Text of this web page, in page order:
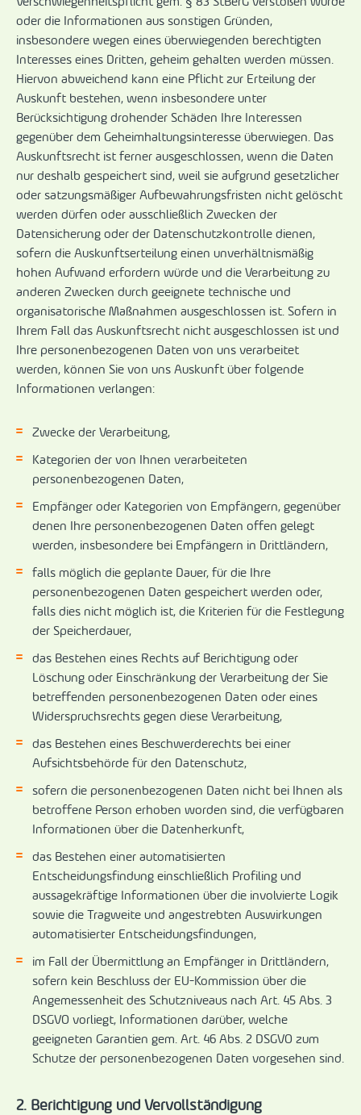
oder die Informationen aus sonstigen Gründen,
insbesondere wegen eines überwiegenden berechtigten
Interesses eines Dritten, geheim gehalten werden müssen.
Hiervon abweichend kann eine Pflicht zur Erteilung der
Auskunft bestehen, wenn insbesondere unter
Berücksichtigung drohender Schäden Ihre Interessen
gegenüber dem Geheimhaltungsinteresse überwiegen. Das
Auskunftsrecht ist ferner ausgeschlossen, wenn die Daten
nur deshalb gespeichert sind, weil sie aufgrund gesetzlicher
oder satzungsmäßiger Aufbewahrungsfristen nicht gelöscht
werden dürfen oder ausschließlich Zwecken der
Datensicherung oder der Datenschutzkontrolle dienen,
sofern die Auskunftserteilung einen unverhältnismäßig
hohen Aufwand erfordern würde und die Verarbeitung zu
anderen Zwecken durch geeignete technische und
organisatorische Maßnahmen ausgeschlossen ist. Sofern in
Ihrem Fall das Auskunftsrecht nicht ausgeschlossen ist und
Ihre personenbezogenen Daten von uns verarbeitet
werden, können Sie von uns Auskunft über folgende
Informationen verlangen:
Zwecke der Verarbeitung,
Kategorien der von Ihnen verarbeiteten
personenbezogenen Daten,
Empfänger oder Kategorien von Empfängern, gegenüber
denen Ihre personenbezogenen Daten offen gelegt
werden, insbesondere bei Empfängern in Drittländern,
falls möglich die geplante Dauer, für die Ihre
personenbezogenen Daten gespeichert werden oder,
falls dies nicht möglich ist, die Kriterien für die Festlegung
der Speicherdauer,
das Bestehen eines Rechts auf Berichtigung oder
Löschung oder Einschränkung der Verarbeitung der Sie
betreffenden personenbezogenen Daten oder eines
Widerspruchsrechts gegen diese Verarbeitung,
das Bestehen eines Beschwerderechts bei einer
Aufsichtsbehörde für den Datenschutz,
sofern die personenbezogenen Daten nicht bei Ihnen als
betroffene Person erhoben worden sind, die verfügbaren
Informationen über die Datenherkunft,
das Bestehen einer automatisierten
Entscheidungsfindung einschließlich Profiling und
aussagekräftige Informationen über die involvierte Logik
sowie die Tragweite und angestrebten Auswirkungen
automatisierter Entscheidungsfindungen,
im Fall der Übermittlung an Empfänger in Drittländern,
sofern kein Beschluss der EU-Kommission über die
Angemessenheit des Schutzniveaus nach Art. 45 Abs. 3
DSGVO vorliegt, Informationen darüber, welche
geeigneten Garantien gem. Art. 46 Abs. 2 DSGVO zum
Schutze der personenbezogenen Daten vorgesehen sind.
2. Berichtigung und Vervollständigung